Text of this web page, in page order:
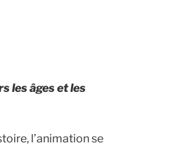
les âges et les
l’animation se